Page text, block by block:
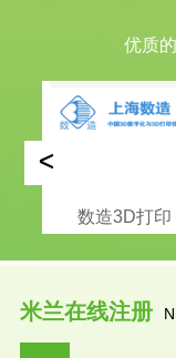
优质
数造3D打印
<
米兰在线注册